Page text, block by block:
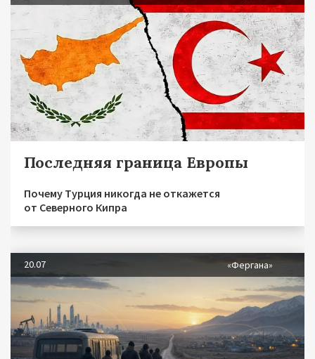
Последняя граница Европы
Почему Турция никогда не откажется
от Северного Кипра
20.07 «Фергана»